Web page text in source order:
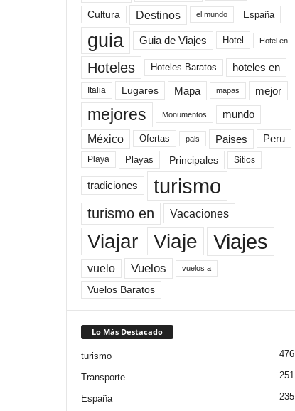
Cultura Destinos el mundo España
guia Guia de Viajes Hotel Hotel en
Hoteles Hoteles Baratos hoteles en
Italia Lugares Mapa mapas mejor
mejores Monumentos mundo
México Ofertas pais Paises Peru
Playa Playas Principales Sitios
tradiciones turismo
turismo en Vacaciones
Viajar Viaje Viajes
vuelo Vuelos vuelos a
Vuelos Baratos
Lo Más Destacado
turismo 476
Transporte 251
España 235